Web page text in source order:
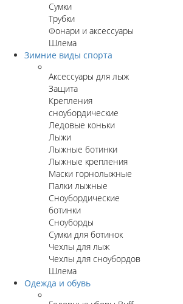
Сумки
Трубки
Фонари и аксессуары
Шлема
Зимние виды спорта
Аксессуары для лыж
Защита
Крепления
сноубордические
Ледовые коньки
Лыжи
Лыжные ботинки
Лыжные крепления
Маски горнолыжные
Палки лыжные
Сноубордические
ботинки
Сноуборды
Сумки для ботинок
Чехлы для лыж
Чехлы для сноубордов
Шлема
Одежда и обувь